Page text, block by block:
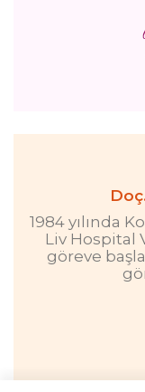
1984 yılında
Liv Hospital
göreve